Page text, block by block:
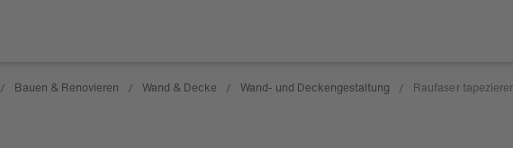
/ Bauen & Renovieren / Wand & Decke / Wand- und Deckengestaltung / Raufaser